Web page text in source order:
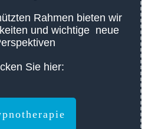
Rahmen bieten wir
und wichtige neue
Sie hier: